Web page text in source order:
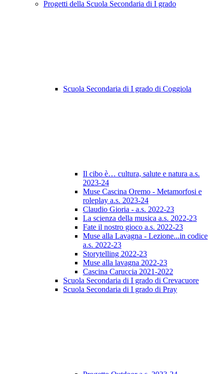
Progetti della Scuola Secondaria di I grado
Scuola Secondaria di I grado di Coggiola
Il cibo è… cultura, salute e natura a.s.
2023-24
Muse Cascina Oremo - Metamorfosi e
roleplay a.s. 2023-24
Claudio Gioria - a.s. 2022-23
La scienza della musica a.s. 2022-23
Fate il nostro gioco a.s. 2022-23
Muse alla Lavagna - Lezione...in codice
a.s. 2022-23
Storytelling 2022-23
Muse alla lavagna 2022-23
Cascina Caruccia 2021-2022
Scuola Secondaria di I grado di Crevacuore
Scuola Secondaria di I grado di Pray